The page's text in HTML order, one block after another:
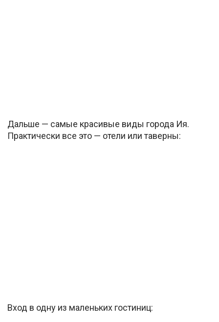
Дальше — самые красивые виды города Ия.
Практически все это — отели или таверны:
Вход в одну из маленьких гостиниц: